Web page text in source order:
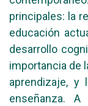
principales: la
educación
desarrollo
importancia de
aprendizaje, y
enseñanza.